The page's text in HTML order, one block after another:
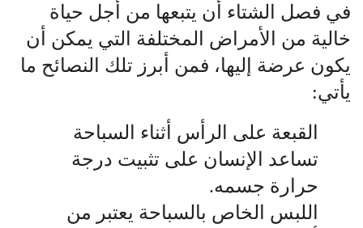
في فصل الشتاء أن يتبعها من أجل حياة
خالية من الأمراض المختلفة التي يمكن أن
يكون عرضة إليها، فمن أبرز تلك النصائح ما
يأتي:
القبعة على الرأس أثناء السباحة
تساعد الإنسان على تثبيت درجة
حرارة جسمه.
اللبس الخاص بالسباحة يعتبر من